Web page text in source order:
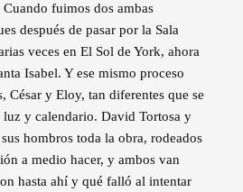
fuimos dos ambas
después de pasar por la Sala
veces en El Sol de York, ahora
Isabel. Y ese mismo proceso
César y Eloy, tan diferentes que se
y calendario. David Tortosa y
hombros toda la obra, rodeados
a medio hacer, y ambos van
hasta ahí y qué falló al intentar